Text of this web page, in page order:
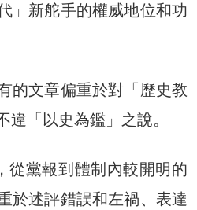
」新舵手的權威地位和功
的文章偏重於對「歷史教
「以史為鑑」之說。
從黨報到體制內較開明的
於述評錯誤和左禍、表達